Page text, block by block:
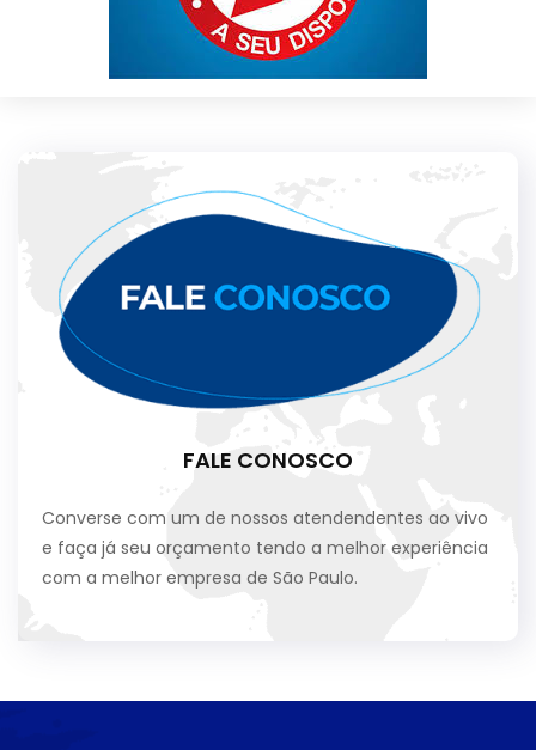
FALE CONOSCO
Converse com um de nossos atendendentes ao vivo
e faça já seu orçamento tendo a melhor experiência
com a melhor empresa de São Paulo.